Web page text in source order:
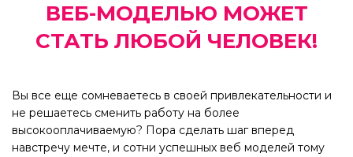
ВЕБ-МОДЕЛЬЮ МОЖЕТ
СТАТЬ ЛЮБОЙ ЧЕЛОВЕК!
Вы все еще сомневаетесь в своей привлекательности и
не решаетесь сменить работу на более
высокооплачиваемую? Пора сделать шаг вперед
навстречу мечте, и сотни успешных веб моделей тому